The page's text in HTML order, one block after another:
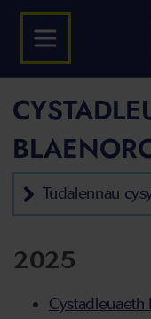
Tudalennau
2025